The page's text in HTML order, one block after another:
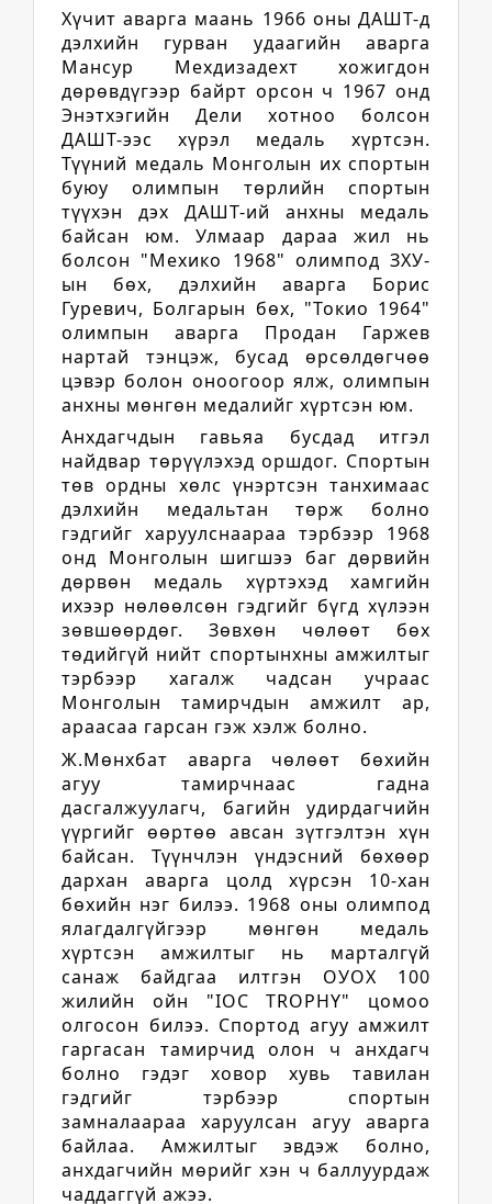
Хүчит аварга маань 1966 оны ДАШТ-д
дэлхийн гурван удаагийн аварга
Мансур Мехдизадехт хожигдон
дөрөвдүгээр байрт орсон ч 1967 онд
Энэтхэгийн Дели хотноо болсон
ДАШТ-ээс хүрэл медаль хүртсэн.
Түүний медаль Монголын их спортын
буюу олимпын төрлийн спортын
түүхэн дэх ДАШТ-ий анхны медаль
байсан юм. Улмаар дараа жил нь
болсон "Мехико 1968" олимпод ЗХУ-
ын бөх, дэлхийн аварга Борис
Гуревич, Болгарын бөх, "Токио 1964"
олимпын аварга Продан Гаржев
нартай тэнцэж, бусад өрсөлдөгчөө
цэвэр болон оноогоор ялж, олимпын
анхны мөнгөн медалийг хүртсэн юм.
Анхдагчдын гавьяа бусдад итгэл
найдвар төрүүлэхэд оршдог. Спортын
төв ордны хөлс үнэртсэн танхимаас
дэлхийн медальтан төрж болно
гэдгийг харуулснаараа тэрбээр 1968
онд Монголын шигшээ баг дөрвийн
дөрвөн медаль хүртэхэд хамгийн
ихээр нөлөөлсөн гэдгийг бүгд хүлээн
зөвшөөрдөг. Зөвхөн чөлөөт бөх
төдийгүй нийт спортынхны амжилтыг
тэрбээр хагалж чадсан учраас
Монголын тамирчдын амжилт ар,
араасаа гарсан гэж хэлж болно.
Ж.Мөнхбат аварга чөлөөт бөхийн
агуу тамирчнаас гадна
дасгалжуулагч, багийн удирдагчийн
үүргийг өөртөө авсан зүтгэлтэн хүн
байсан. Түүнчлэн үндэсний бөхөөр
дархан аварга цолд хүрсэн 10-хан
бөхийн нэг билээ. 1968 оны олимпод
ялагдалгүйгээр мөнгөн медаль
хүртсэн амжилтыг нь марталгүй
санаж байдгаа илтгэн ОУОХ 100
жилийн ойн "IOC TROPHY" цомоо
олгосон билээ. Спортод агуу амжилт
гаргасан тамирчид олон ч анхдагч
болно гэдэг ховор хувь тавилан
гэдгийг тэрбээр спортын
замналаараа харуулсан агуу аварга
байлаа. Амжилтыг эвдэж болно,
анхдагчийн мөрийг хэн ч баллуурдаж
чаддаггүй ажээ.